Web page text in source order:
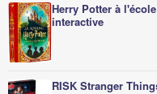
Herry Potter à
interactive
RISK Stranger